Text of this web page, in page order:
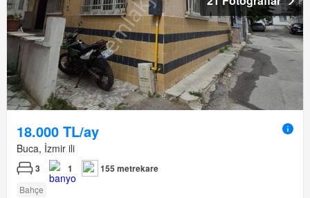
18.000 TL/ay
Buca, İzmir ili
3 1 155 metrekare
Bahçe